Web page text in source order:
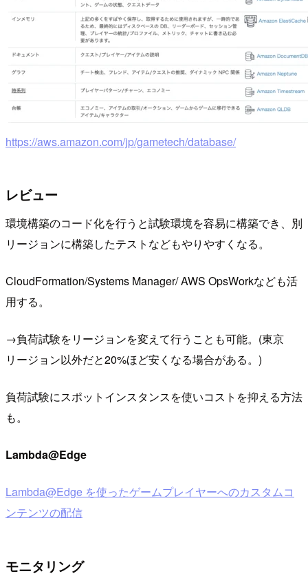
https://aws.amazon.com/jp/gametech/database/
レビュー
環境構築のコード化を行うと試験環境を容易に構築でき、別
リージョンに構築したテストなどもやりやすくなる。
CloudFormation/Systems Manager/ AWS OpsWorkなども活
用する。
→負荷試験をリージョンを変えて行うことも可能。(東京
リージョン以外だと20%ほど安くなる場合がある。)
負荷試験にスポットインスタンスを使いコストを抑える方法
も。
Lambda@Edge
Lambda@Edge を使ったゲームプレイヤーへのカスタムコ
ンテンツの配信
モニタリング